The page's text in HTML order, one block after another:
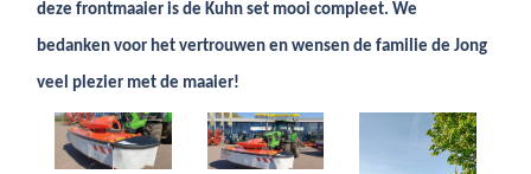
deze frontmaaier is de Kuhn set mooi compleet. We
bedanken voor het vertrouwen en wensen de familie de Jong
veel plezier met de maaier!